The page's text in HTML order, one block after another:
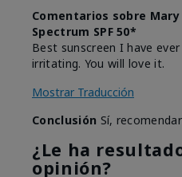
Comentarios sobre
Spectrum SPF 50*
Best sunscreen I have
irritating. You will love it.
Mostrar Traducción
Conclusión Sí,
¿Le ha
opinión?